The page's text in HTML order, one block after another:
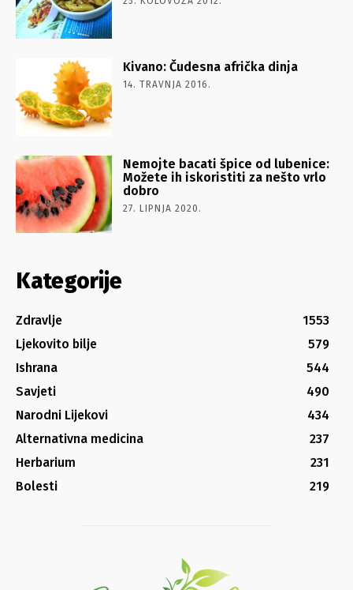
Kivano: Čudesna afrička dinja
14. TRAVNJA 2016.
Nemojte bacati špice od lubenice:
Možete ih iskoristiti za nešto vrlo
dobro
27. LIPNJA 2020.
Kategorije
Zdravlje
1553
Ljekovito bilje
579
Ishrana
544
Savjeti
490
Narodni Lijekovi
434
Alternativna medicina
237
Herbarium
231
Bolesti
219